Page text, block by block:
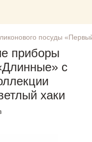
посуды
приборы
с
хаки